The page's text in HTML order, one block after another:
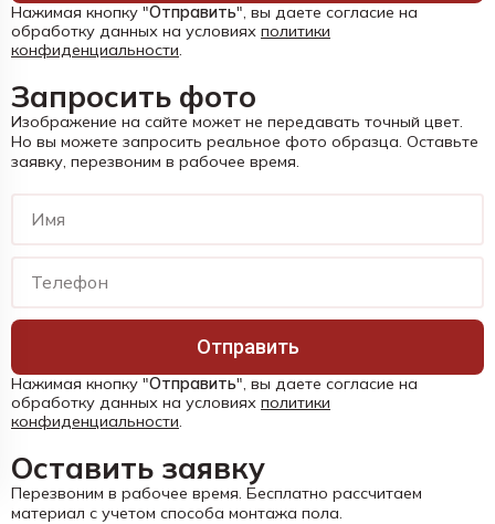
Нажимая кнопку "Отправить", вы даете согласие на
обработку данных на условиях политики
конфиденциальности
Запросить фото
Изображение на сайте может не передавать точный цвет.
Но вы можете запросить реальное фото образца. Оставьте
заявку, перезвоним в рабочее время.
Отправить
Нажимая кнопку "Отправить", вы даете согласие на
обработку данных на условиях политики
конфиденциальности
Оставить заявку
Перезвоним в рабочее время. Бесплатно рассчитаем
материал с учетом способа монтажа пола.